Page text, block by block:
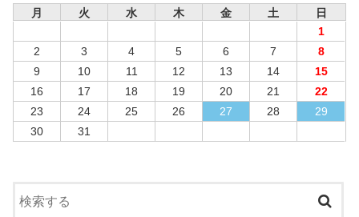
月 火 水 木 金 土
日
1
2
3 4 5 6 7
8
9
10 11 12 13 14
15
16
17 18 19 20 21
22
23
24 25 26 27 28
29
30
31